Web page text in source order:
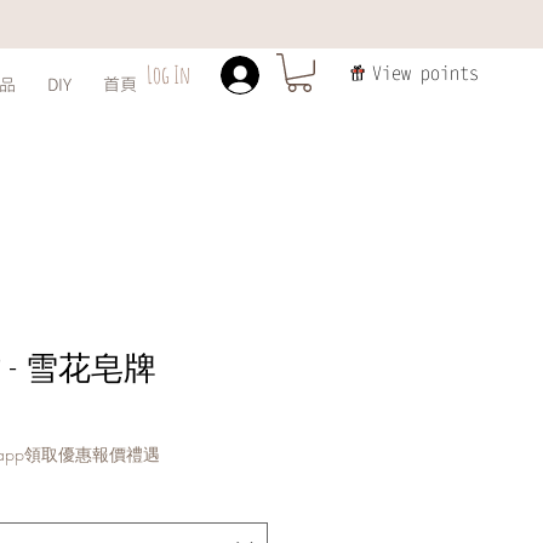
DIY 首頁 Log In View points
雪花皂牌
領取優惠報價禮遇